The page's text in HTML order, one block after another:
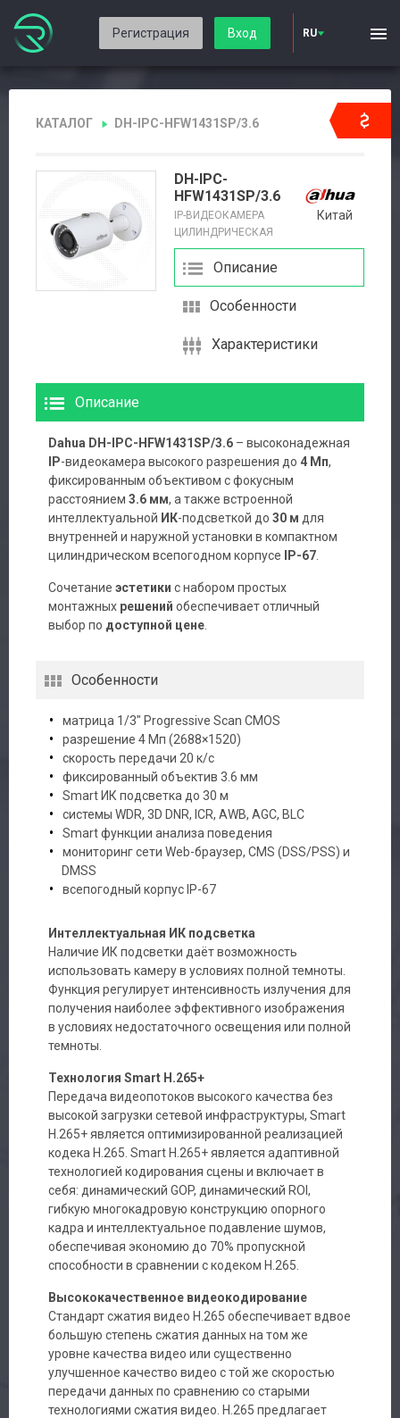
Регистрация Вход RU
КАТАЛОГ DH-IPC-HFW1431SP/3.6
DH-IPC-
HFW1431SP/3.6
IP-ВИДЕОКАМЕРА
ЦИЛИНДРИЧЕСКАЯ
Китай
Описание
Особенности
Характеристики
Описание
Dahua DH-IPC-HFW1431SP/3.6 – высоконадежная
IP-видеокамера высокого разрешения до 4 Мп,
фиксированным объективом с фокусным
расстоянием 3.6 мм, а также встроенной
интеллектуальной ИК-подсветкой до 30 м для
внутренней и наружной установки в компактном
цилиндрическом всепогодном корпусе
IP-67
Сочетание эстетики с набором простых
монтажных решений обеспечивает отличный
выбор по доступной цене
Особенности
матрица 1/3″ Progressive Scan CMOS
разрешение 4 Мп (2688×1520)
скорость передачи 20 к/с
фиксированный объектив 3.6 мм
Smart ИК подсветка до 30 м
системы WDR, 3D DNR, ICR, AWB, AGC, BLC
Smart функции анализа поведения
мониторинг сети Web-браузер, CMS (DSS/PSS) и
DMSS
всепогодный корпус IP-67
Интеллектуальная ИК подсветка
Наличие ИК подсветки даёт возможность
использовать камеру в условиях полной темноты.
Функция регулирует интенсивность излучения для
получения наиболее эффективного изображения
в условиях недостаточного освещения или полной
темноты.
Технология Smart H.265+
Передача видеопотоков высокого качества без
высокой загрузки сетевой инфраструктуры, Smart
H.265+ является оптимизированной реализацией
кодека H.265. Smart H.265+ является адаптивной
технологией кодирования сцены и включает в
себя: динамический GOP, динамический ROI,
гибкую многокадровую конструкцию опорного
кадра и интеллектуальное подавление шумов,
обеспечивая экономию до 70% пропускной
способности в сравнении с кодеком H.265.
Высококачественное видеокодирование
Стандарт сжатия видео H.265 обеспечивает вдвое
большую степень сжатия данных на том же
уровне качества видео или существенно
улучшенное качество видео с той же скоростью
передачи данных по сравнению со старыми
технологиями сжатия видео. H.265 предлагает